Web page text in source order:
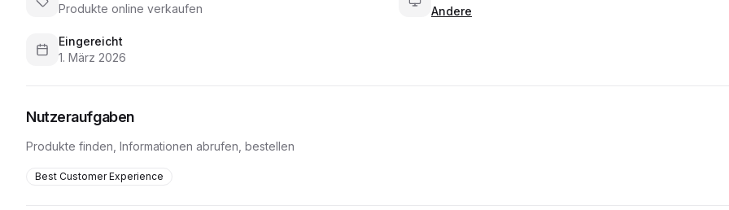
Produkte online verkaufen
Andere
Eingereicht
1. März 2026
Nutzeraufgaben
Produkte finden, Informationen abrufen, bestellen
Best Customer Experience